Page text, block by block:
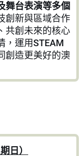
舞台表演等多個
創新與區域合作
共創未來的核心
，運用STEAM
創造更美好的澳
日）